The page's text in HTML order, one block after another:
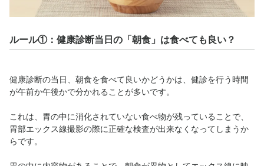
ルール①：健康診断当日の「朝食」は食べても良い？
健康診断の当日、朝食を食べて良いかどうかは、健診を行う時間
が午前か午後かで分かれることが多いです。
これは、胃の中に消化されていない食べ物が残っていることで、
胃部エックス線撮影の際に正確な検査が出来なくなってしまうか
らです。